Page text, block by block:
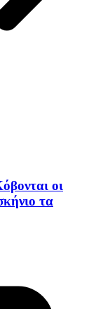
οι
τα